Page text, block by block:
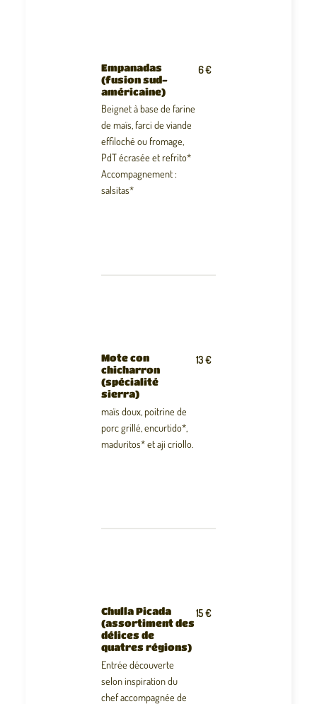
Empanadas
(fusion sud-
américaine)
Beignet à base de farine
de maïs, farci de viande
effiloché ou fromage,
PdT écrasée et refrito*
Accompagnement :
salsitas*
6 €
Mote con
chicharron
(spécialité
sierra)
maïs doux, poitrine de
porc grillé, encurtido*,
maduritos* et aji criollo.
13 €
Chulla Picada
(assortiment des
délices de
quatres régions)
Entrée découverte
selon inspiration du
chef accompagnée de
15 €